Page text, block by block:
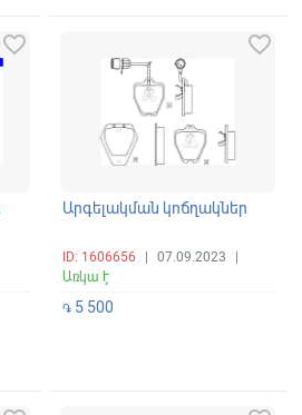
favorite_border
Արգելակման կոճղակներ
ID: 1606656 07.09.2023
Առկա է
favorite_border
֏5 500